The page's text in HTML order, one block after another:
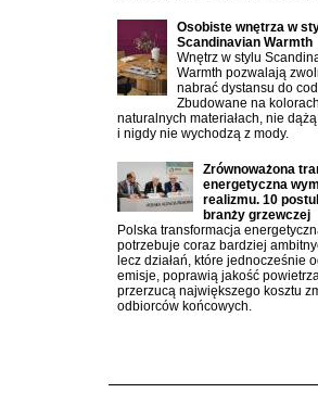
Osobiste wnętrza w
Scandinavian Warmth
Wnętrz w stylu
Warmth pozwalają
nabrać dystansu do
Zbudowane na
naturalnych materiałach, nie
i nigdy nie wychodzą z mody.
Zrównoważona
energetyczna
realizmu. 10
branży grzewczej
Polska transformacja
potrzebuje coraz bardziej
lecz działań, które jednocześnie
emisje, poprawią jakość
przerzucą największego kosztu
odbiorców końcowych.